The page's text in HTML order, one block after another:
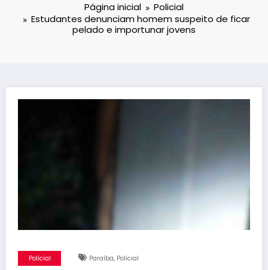
Página inicial
Policial
Estudantes denunciam homem suspeito de ficar
pelado e importunar jovens
Policial Paraíba, Policial